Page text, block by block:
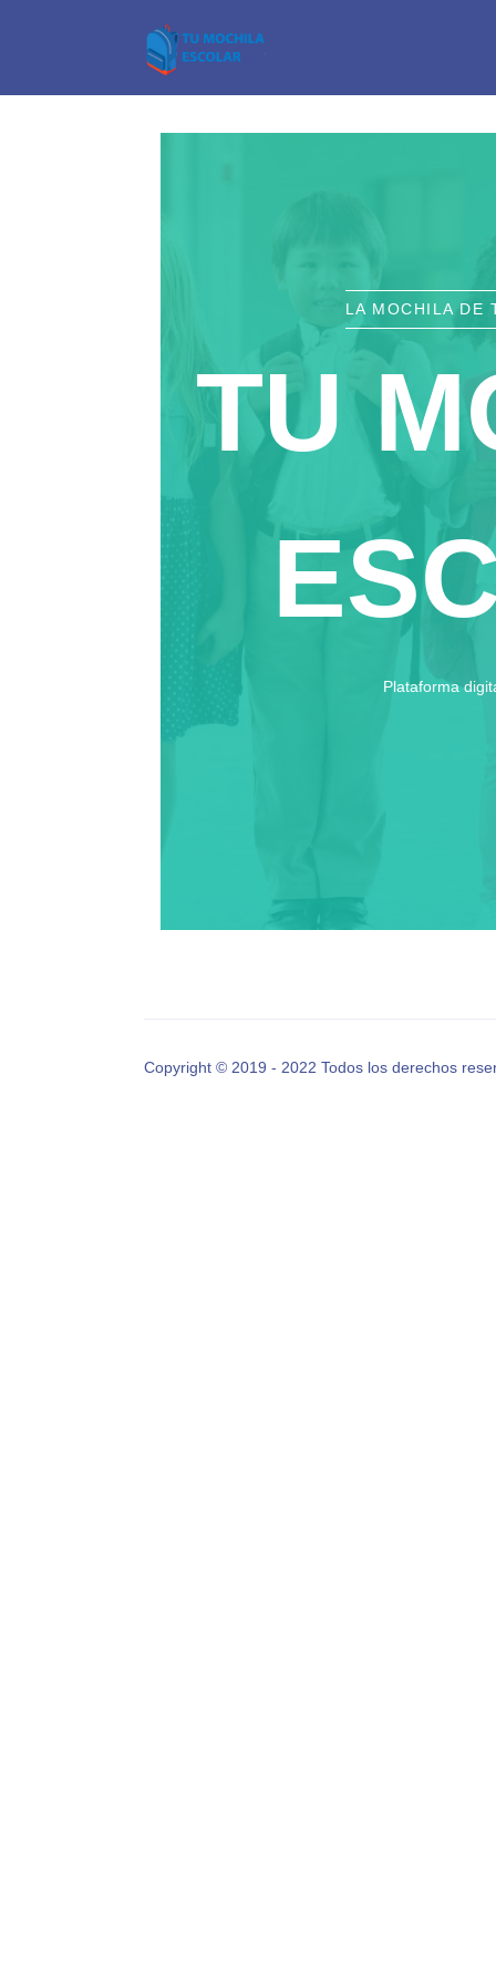
LA MOCHILA DE
TU
Plataforma
Copyright © 2019 - 2022 Todos los derechos